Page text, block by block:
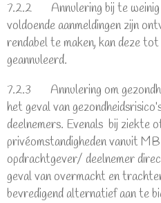
7.2.2 Annulering bij te weinig
voldoende aanmeldingen zijn
rendabel te maken, kan deze
geannuleerd.
7.2.3 Annulering om
het geval van
deelnemers. Evenals bij ziekte
privéomstandigheden vanuit
opdrachtgever/ deelnemer
geval van overmacht en
bevredigend alternatief aan te